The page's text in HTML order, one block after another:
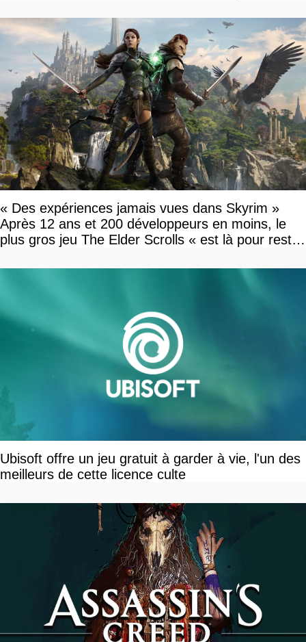
« Des expériences jamais vues dans Skyrim »
Après 12 ans et 200 développeurs en moins, le
plus gros jeu The Elder Scrolls « est là pour rester
Ubisoft offre un jeu gratuit à garder à vie, l'un des
meilleurs de cette licence culte